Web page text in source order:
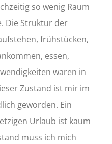
so wenig Raum
Die Struktur der
frühstücken,
essen,
waren in
Zustand ist mir im
geworden. Ein
Urlaub ist kaum
muss ich mich